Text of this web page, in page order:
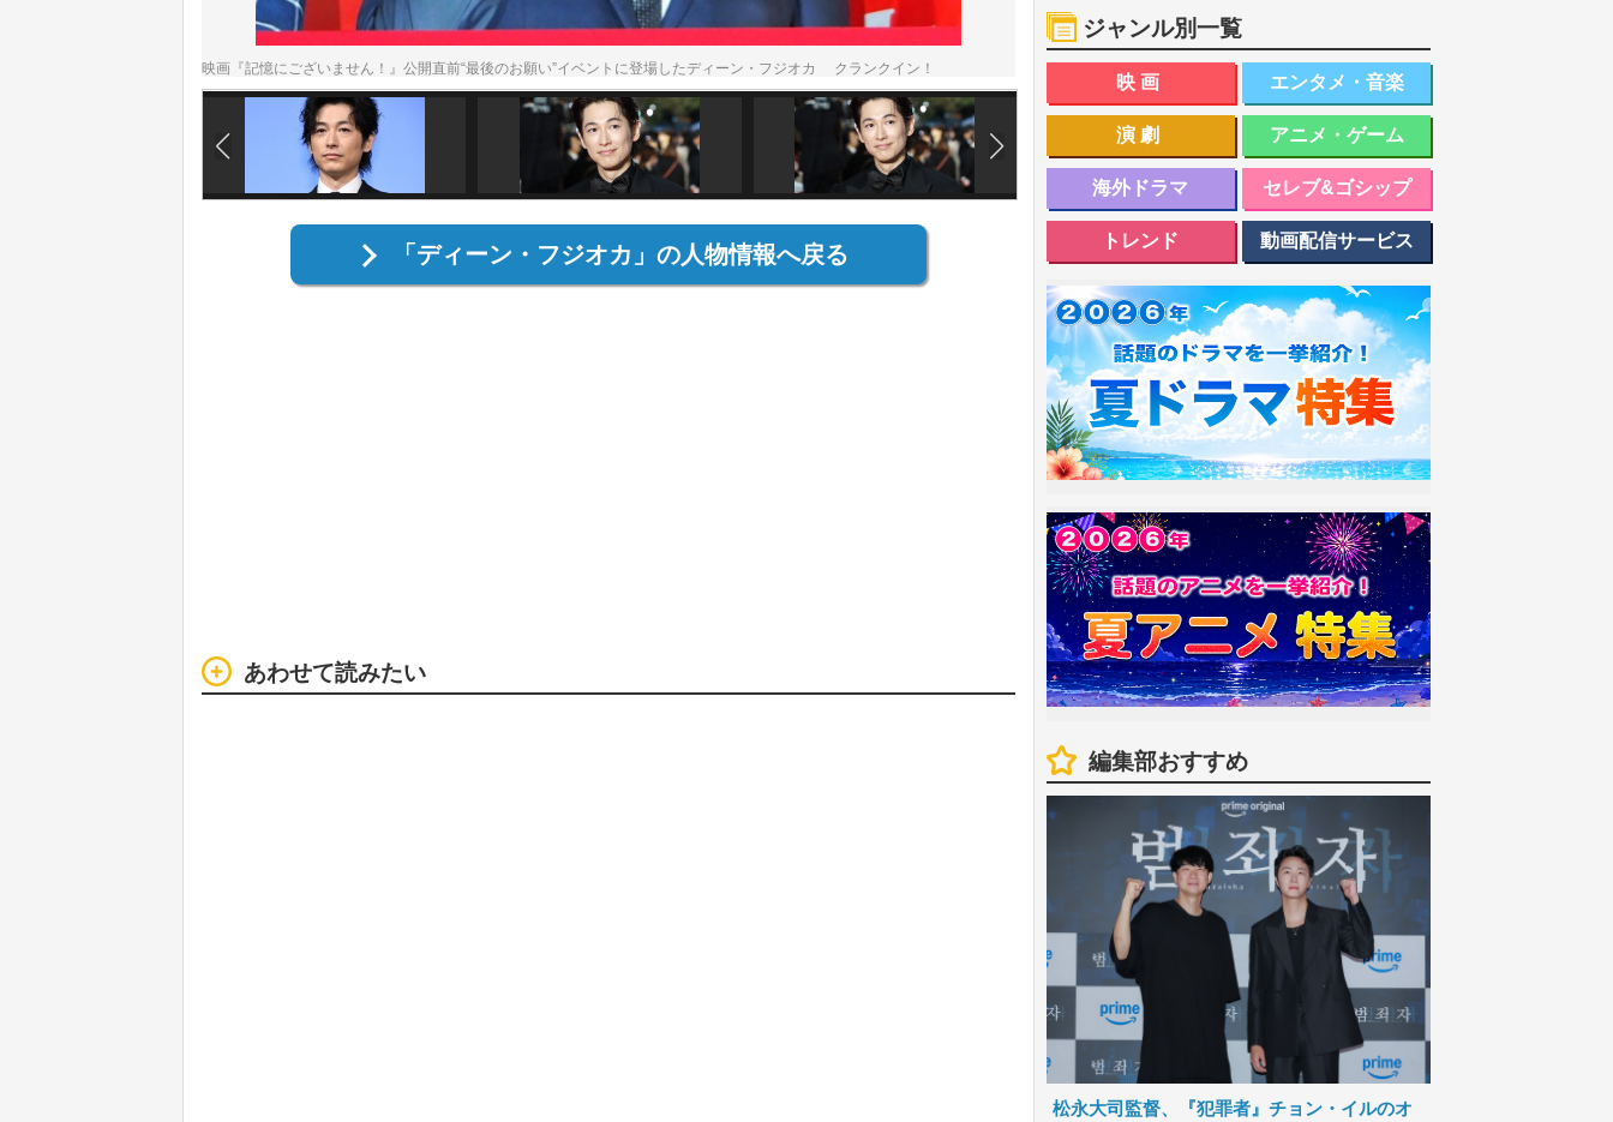
映画『記憶にございません！』公開直前“最後のお願い”イベントに登場したディーン・フジオカ クランクイン！
「ディーン・フジオカ」の人物情報へ戻る
あわせて読みたい
ジャンル別一覧
映画 エンタメ・音楽
演劇 アニメ・ゲーム
海外ドラマ セレブ&ゴシップ
トレンド 動画配信サービス
編集部おすすめ
松永大司監督、『犯罪者』チョン・イルのオ